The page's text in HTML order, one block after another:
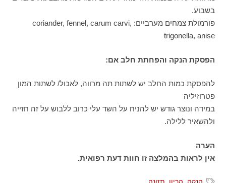
בשבוע.
פורמולת צמחים מערביים: coriander, fennel, carum carvi,
trigonella, anise
הפסקת הנקה והפחתת חלב אם:
להפסקת כמות החלב יש לשתות תה מרווה, לאכול/ לשתות המון
פטרוזיליה
במידה ונוצר גודש יש להניח על השד עלי כרוב ללבוש על זה חזייה
ולהשאיר ללילה.
הערה
אין לראות בהמלצה זו חוות דעת רפואית.